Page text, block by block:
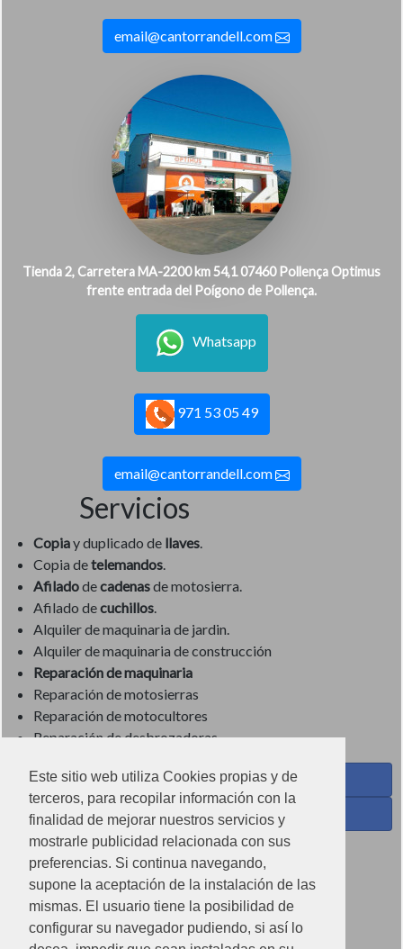
Este sitio web utiliza Cookies propias y de
terceros, para recopilar información con la
finalidad de mejorar nuestros servicios y
mostrarle publicidad relacionada con sus
preferencias. Si continua navegando,
supone la aceptación de la instalación de las
mismas. El usuario tiene la posibilidad de
configurar su navegador pudiendo, si así lo
email@cantorrandell.com
Tienda 2, Carretera MA-2200 km 54,1 07460 Pollença Optimus
frente entrada del Poígono de Pollença.
Whatsapp
971 53 05 49
email@cantorrandell.com
Servicios
Copiay duplicado de llaves.
Copia detelemandos.
Afiladodecadenasde motosierra.
Afilado decuchillos.
Alquiler de maquinaria de jardin.
Alquiler de maquinaria de construcción
Reparación de maquinaria
Reparación de motosierras
Reparación de motocultores
Reparación de desbrozadoras
Coses de Cuina - Menaje y hogar en Facebook
Ferreteria Torrandell en Facebook
Coses de Cuina en Instagram
Condiciones de uso
Poítica de redes sociales